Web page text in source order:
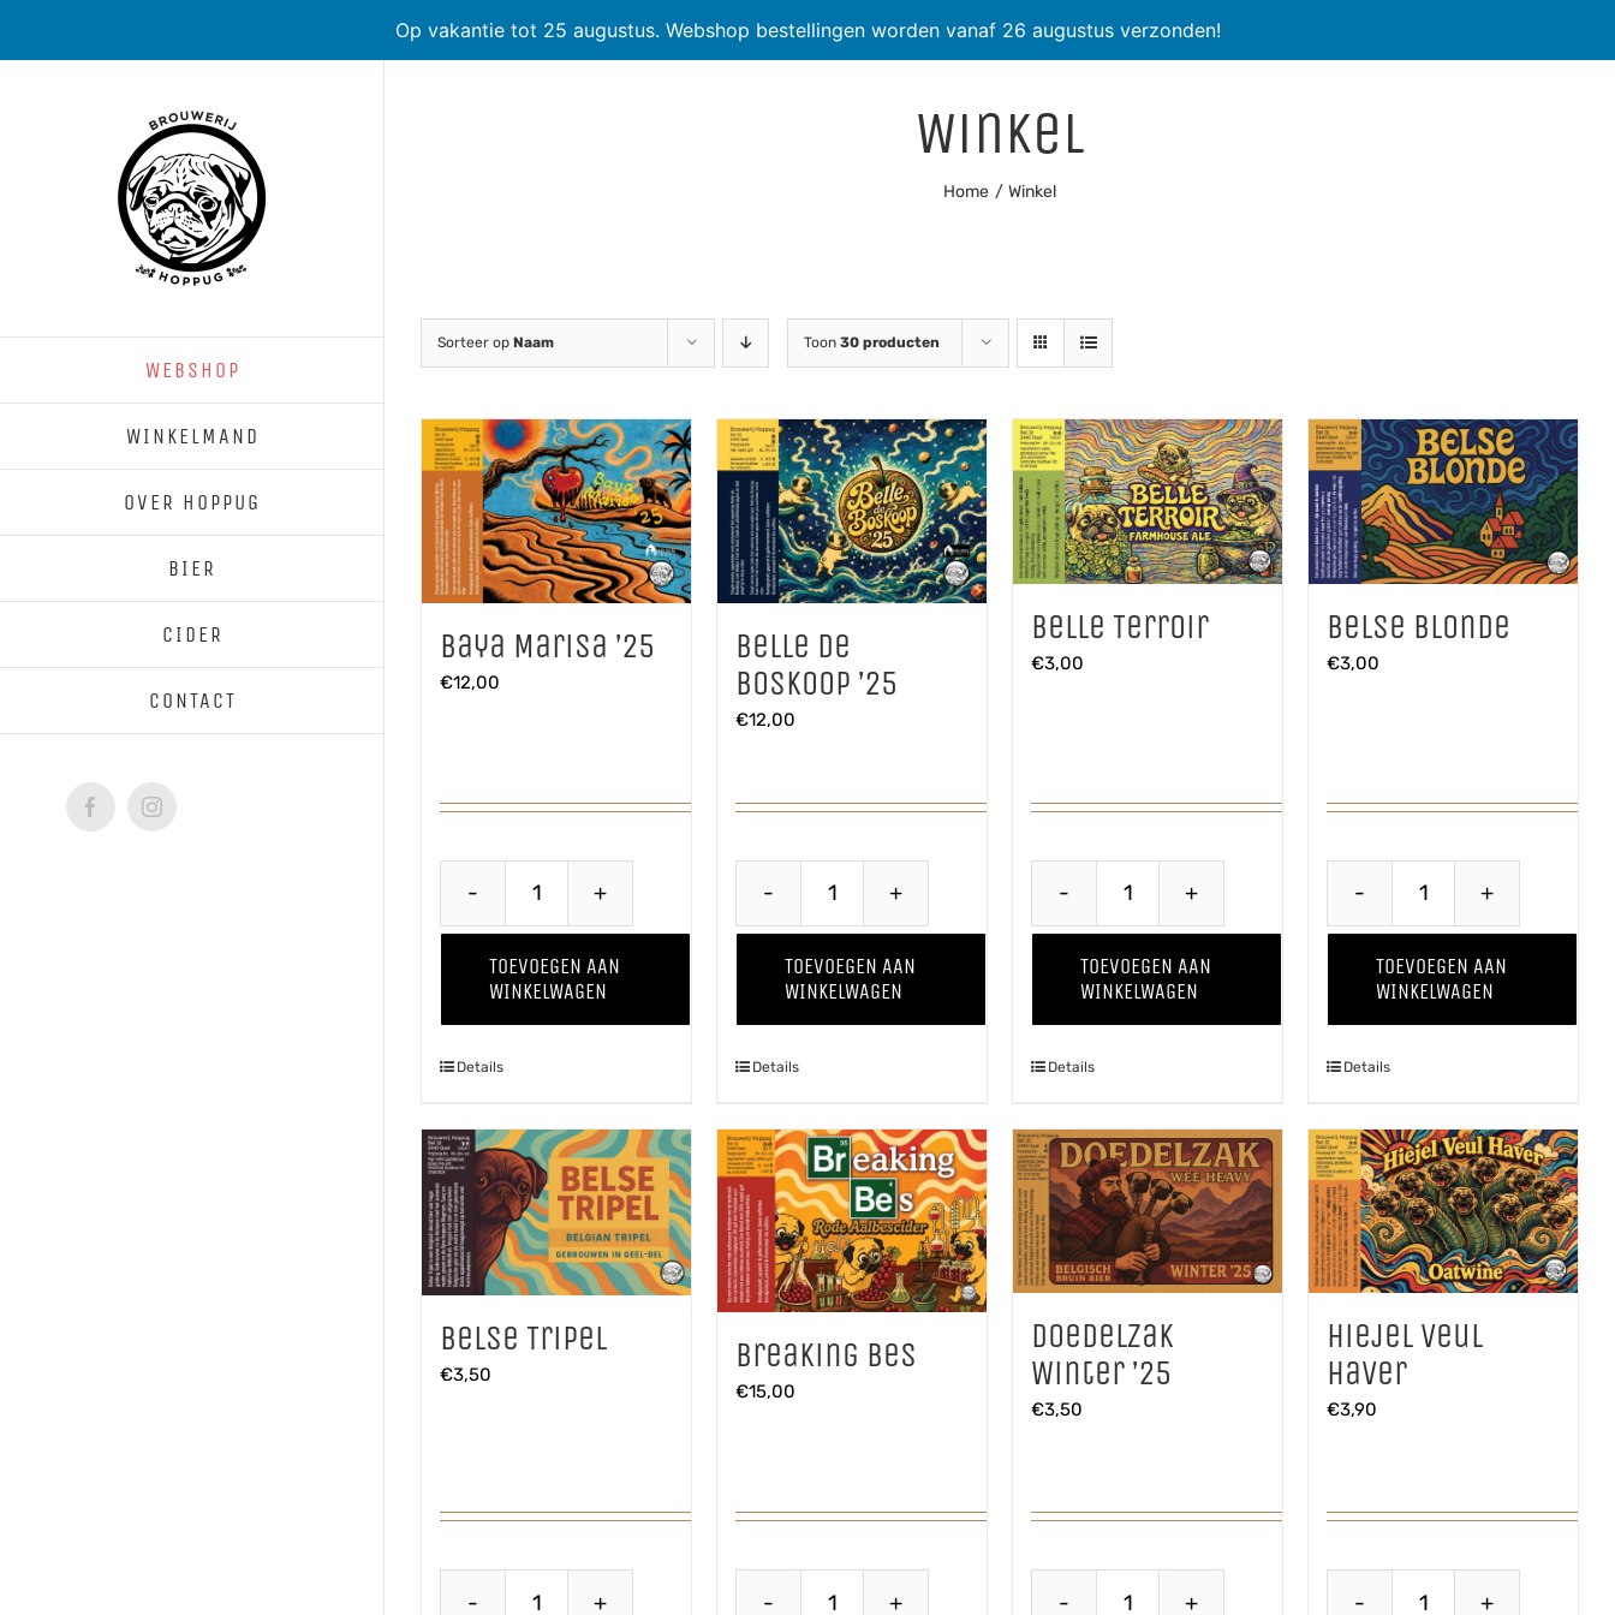
Op vakantie tot 25 augustus. Webshop bestellingen worden vanaf 26 augustus verzonden!
WEBSHOP
WINKELMAND
OVER HOPPUG
BIER
CIDER
CONTACT
FacebookInstagram
Winkel
Home Winkel
Sorteer op Naam Toon 30 producten
Baya Marisa ’25
€12,00
'25
TOEVOEGEN AAN
WINKELWAGEN
Details
Belle de
Boskoop ’25
€12,00
Boskoop
TOEVOEGEN AAN
WINKELWAGEN
Details
Belle Terroir
€3,00
aantal
TOEVOEGEN AAN
WINKELWAGEN
Details
Belse Blonde
€3,00
aantal
TOEVOEGEN AAN
WINKELWAGEN
Details
Belse Tripel
€3,50 Breaking Bes
€15,00
Doedelzak
Winter ’25
€3,50
Hiejel Veul
Haver
€3,90